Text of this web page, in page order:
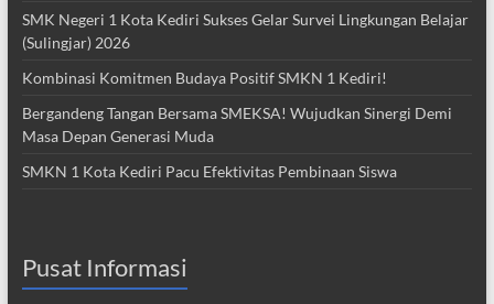
SMK Negeri 1 Kota Kediri Sukses Gelar Survei Lingkungan Belajar
(Sulingjar) 2026
Kombinasi Komitmen Budaya Positif SMKN 1 Kediri!
Bergandeng Tangan Bersama SMEKSA! Wujudkan Sinergi Demi
Masa Depan Generasi Muda
SMKN 1 Kota Kediri Pacu Efektivitas Pembinaan Siswa
Pusat Informasi